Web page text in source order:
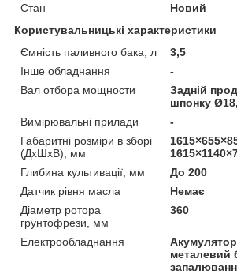
Стан
Новий
Користувальницькі характеристики
Ємність паливного бака, л
3,5
Інше обладнання
-
Вал отбора мощности
Задній
шпонку
Вимірювальні прилади
-
Габаритні розміри в зборі
(ДхШхВ), мм
Глибина культивації, мм
До 200
Датчик рівня масла
Немає
Діаметр ротора
грунтофрези, мм
360
Електрообладнання
металевий